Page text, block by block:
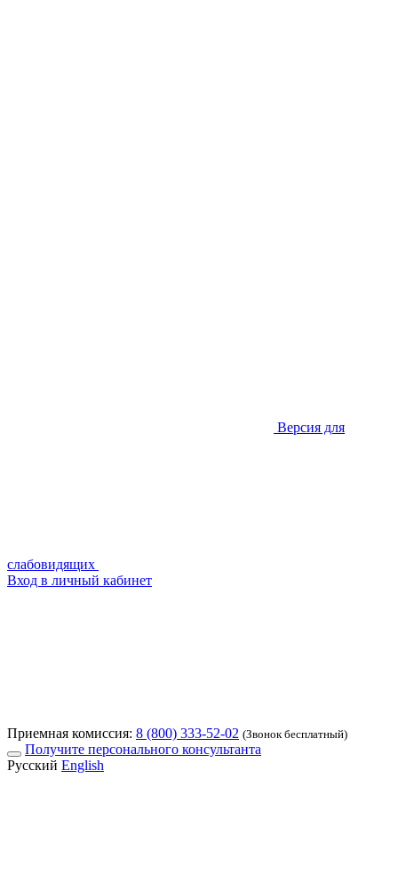
Версия для
слабовидящих
Вход в личный кабинет
Приемная комиссия: 8 (800) 333-52-02 (Звонок бесплатный)
Получите персонального консультанта
Русский English